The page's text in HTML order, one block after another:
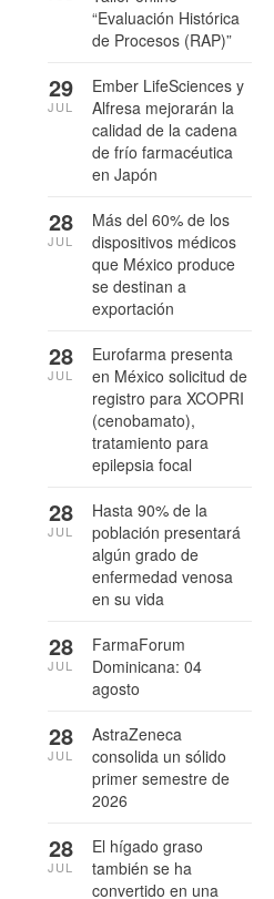
“Evaluación Histórica
de Procesos (RAP)”
Ember LifeSciences y
Alfresa mejorarán la
calidad de la cadena
de frío farmacéutica
en Japón
29
JUL
Más del 60% de los
dispositivos médicos
que México produce
se destinan a
exportación
28
JUL
Eurofarma presenta
en México solicitud de
registro para XCOPRI
(cenobamato),
tratamiento para
epilepsia focal
28
JUL
Hasta 90% de la
población presentará
algún grado de
enfermedad venosa
en su vida
28
JUL
FarmaForum
Dominicana: 04
agosto
28
JUL
AstraZeneca
consolida un sólido
primer semestre de
2026
28
JUL
El hígado graso
también se ha
convertido en una
28
JUL